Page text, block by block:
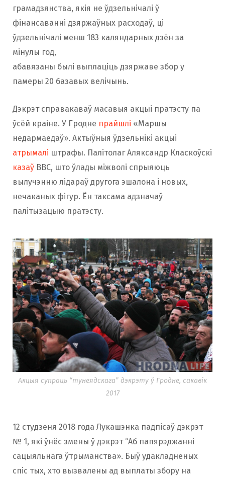
грамадзянства, якія не ўдзельнічалі ў
фінансаванні дзяржаўных расходаў, ці
ўдзельнічалі менш 183 каляндарных дзён за
мінулы год,
абавязаны былі выплаціць дзяржаве збор у
памеры 20 базавых велічынь.
Дэкрэт справакаваў масавыя акцыі пратэсту па
ўсёй краіне. У Гродне прайшлі «Маршы
недармаедаў». Актыўныя ўдзельнікі акцыі
атрымалі штрафы. Палітолаг Аляксандр Класкоўскі
казаў BBC, што ўлады міжволі спрыяюць
вылучэнню лідараў другога эшалона і новых,
нечаканых фігур. Ён таксама адзначаў
палітызацыю пратэсту.
Акцыя супраць “тунеядскага” дэкрэту ў Гродне, сакавік
2017
12 студзеня 2018 года Лукашэнка падпісаў дэкрэт
№ 1, які ўнёс змены ў дэкрэт “Аб папярэджанні
сацыяльнага ўтрыманства». Быў удакладненых
спіс тых, хто вызвалены ад выплаты збору на